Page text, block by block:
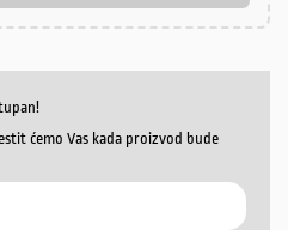
ćemo Vas kada proizvod bude